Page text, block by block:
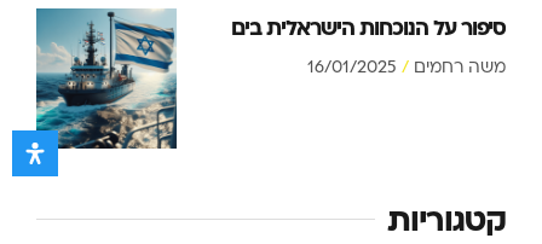
סיפור על הנוכחות הישראלית בים
משה רחמים
קטגוריות